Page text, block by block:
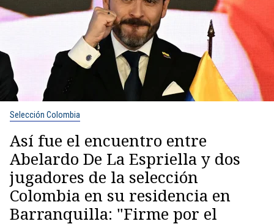
Selección Colombia
Así fue el encuentro entre
Abelardo De La Espriella y dos
jugadores de la selección
Colombia en su residencia en
Barranquilla: "Firme por el